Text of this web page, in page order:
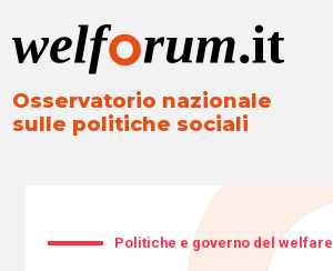
Osservatorio nazionale
sulle politiche sociali
Politiche e governo del welfare